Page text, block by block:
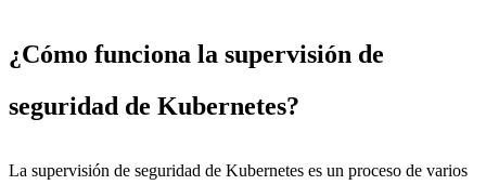
¿Cómo funciona la supervisión de
seguridad de Kubernetes?
La supervisión de seguridad de Kubernetes es un proceso de varios